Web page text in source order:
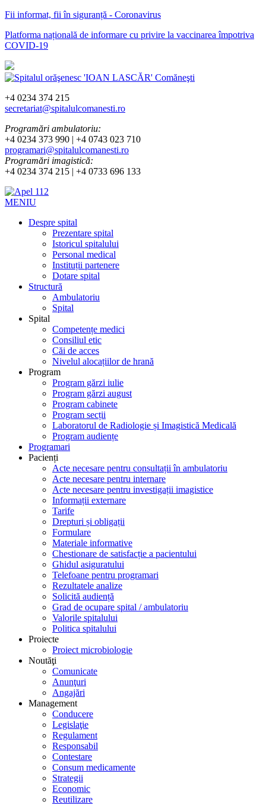
Fii informat, fii în siguranță - Coronavirus
Platforma națională de informare cu privire la vaccinarea împotriva
COVID-19
+4 0234 374 215
secretariat@spitalulcomanesti.ro
Programări ambulatoriu:
+4 0234 373 990 | +4 0743 023 710
programari@spitalulcomanesti.ro
Programări imagistică:
+4 0234 374 215 | +4 0733 696 133
MENIU
Despre spital
Prezentare spital
Istoricul spitalului
Personal medical
Instituții partenere
Dotare spital
Structură
Ambulatoriu
Spital
Spital
Competențe medici
Consiliul etic
Căi de acces
Nivelul alocațiilor de hrană
Program
Program gărzi iulie
Program gărzi august
Program cabinete
Program secții
Laboratorul de Radiologie și Imagistică Medicală
Program audiențe
Programari
Pacienți
Acte necesare pentru consultații în ambulatoriu
Acte necesare pentru internare
Acte necesare pentru investigații imagistice
Informații externare
Tarife
Drepturi și obligații
Formulare
Materiale informative
Chestionare de satisfacție a pacientului
Ghidul asiguratului
Telefoane pentru programari
Rezultatele analize
Solicită audiență
Grad de ocupare spital / ambulatoriu
Valorile spitalului
Politica spitalului
Proiecte
Proiect microbiologie
Noutăţi
Comunicate
Anunţuri
Angajări
Management
Conducere
Legislaţie
Regulament
Responsabil
Contestare
Consum medicamente
Strategii
Economic
Reutilizare